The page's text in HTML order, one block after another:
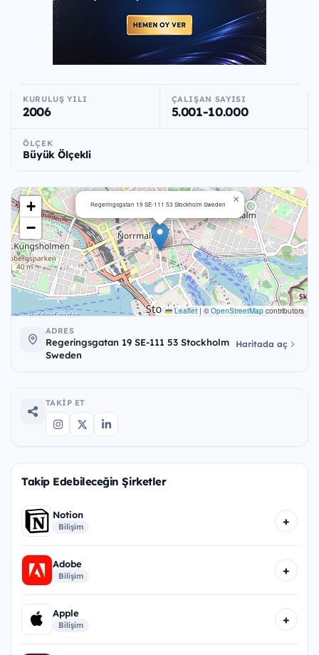
KURULUŞ YILI
2006
ÇALIŞAN SAYISI
5.001-10.000
ÖLÇEK
Büyük Ölçekli
Regeringsgatan 19 SE-111 53 Stockholm Sweden ×
+
−
Leaflet | ©OpenStreetMap contributors
ADRES
Regeringsgatan 19 SE-111 53 Stockholm
Sweden
Haritada aç
TAKIP ET
Takip Edebileceğin Şirketler
Notion
Bilişim +
Adobe
Bilişim +
Apple
Bilişim +